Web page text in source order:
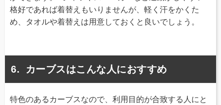
格好であれば着替えもいりませんが、軽く汗をかくた
め、タオルや着替えは用意しておくと良いでしょう。
カーブスはこんな人におすすめ
特色のあるカーブスなので、利用目的が合致する人にと